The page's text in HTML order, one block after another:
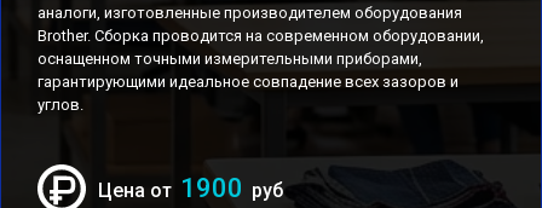
аналоги, изготовленные производителем оборудования
Brother. Сборка проводится на современном оборудовании,
оснащенном точными измерительными приборами,
гарантирующими идеальное совпадение всех зазоров и
углов.
Цена от 1900 руб